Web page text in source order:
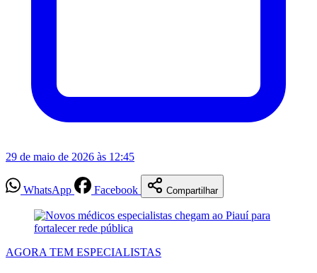
29 de maio de 2026 às 12:45
WhatsApp Facebook Compartilhar
AGORA TEM ESPECIALISTAS